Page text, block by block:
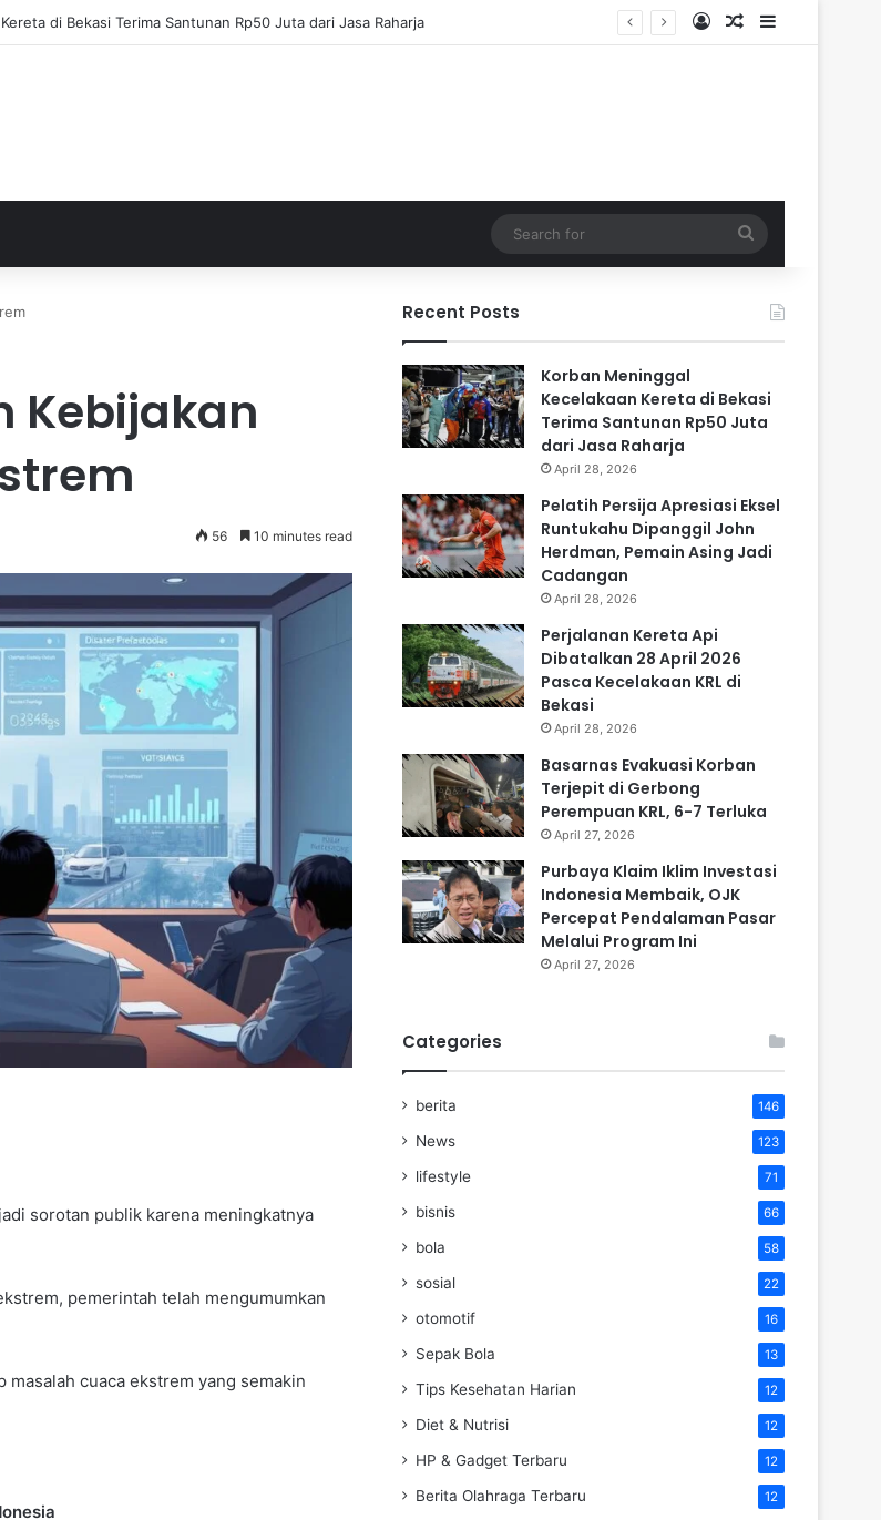
Dipanggil John Herdman, Pemain Asing Jadi Cadangan Log InRandom Article
Sidebar
for
Kebijakan
56 10 minutes read
sorotan publik karena meningkatnya
pemerintah telah mengumumkan
cuaca ekstrem yang semakin
Recent Posts
Korban Meninggal
Kecelakaan Kereta di Bekasi
Terima Santunan Rp50 Juta
dari Jasa Raharja
April 28, 2026
Pelatih Persija Apresiasi Eksel
Runtukahu Dipanggil John
Herdman, Pemain Asing Jadi
Cadangan
April 28, 2026
Perjalanan Kereta Api
Dibatalkan 28 April 2026
Pasca Kecelakaan KRL di
Bekasi
April 28, 2026
Basarnas Evakuasi Korban
Terjepit di Gerbong
Perempuan KRL, 6-7 Terluka
April 27, 2026
Purbaya Klaim Iklim Investasi
Indonesia Membaik, OJK
Percepat Pendalaman Pasar
Melalui Program Ini
April 27, 2026
Categories
berita 146
News 123
lifestyle 71
bisnis 66
bola 58
sosial 22
otomotif 16
Sepak Bola 13
Tips Kesehatan Harian 12
Diet & Nutrisi 12
HP & Gadget Terbaru 12
Berita Olahraga Terbaru 12